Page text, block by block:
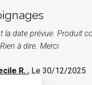
la date prévue. Produit
à dire. Merci
R. , Le 30/12/2025